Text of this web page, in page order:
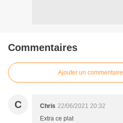
Commentaires
Ajouter un commentaire
C Chris 22/06/2021 20:32
Extra ce plat